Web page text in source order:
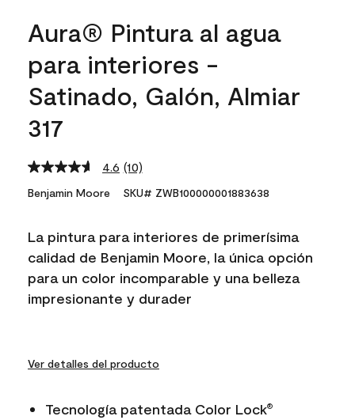
Aura® Pintura al agua
para interiores -
Satinado, Galón, Almiar
317
4.6 Read
10
Reviews.
link.
(10)
Benjamin Moore SKU# ZWB100000001883638
La pintura para interiores de primerísima
calidad de Benjamin Moore, la única opción
para un color incomparable y una belleza
impresionante y durader
Ver detalles del producto
Tecnología patentada Color Lock®